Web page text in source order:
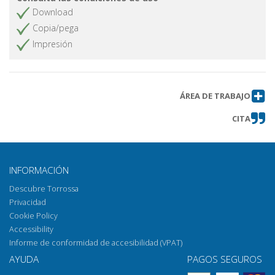
Download
Copia/pega
Impresión
ÁREA DE TRABAJO
CITA
INFORMACIÓN
Descubre Torrossa
Privacidad
Cookie Policy
Accessibility
Informe de conformidad de accesibilidad (VPAT)
AYUDA PAGOS SEGUROS